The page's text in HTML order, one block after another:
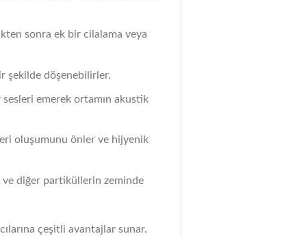
sonra ek bir cilalama veya
şekilde döşenebilirler.
emerek ortamın akustik
oluşumunu önler ve hijyenik
diğer partiküllerin zeminde
çeşitli avantajlar sunar.